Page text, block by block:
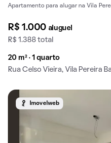
Apartamento para alugar na Vila
R$ 1.000 aluguel
R$ 1.388 total
20 m² · 1 quarto
Rua Celso Vieira, Vila Pereira
Imovelweb